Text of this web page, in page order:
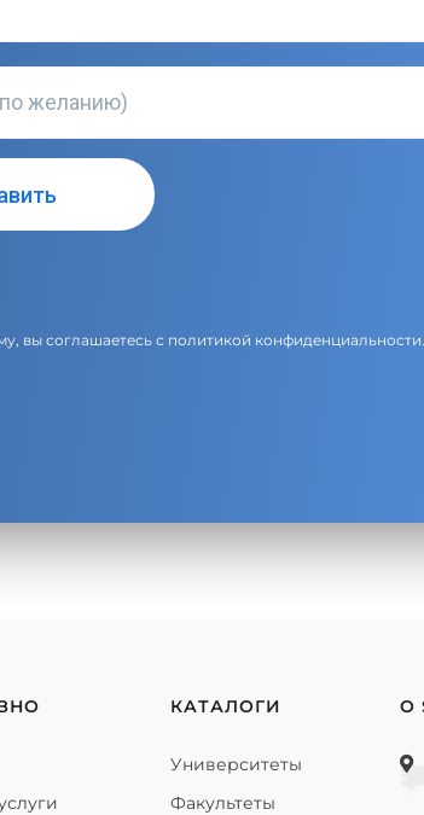
вы соглашаетесь с политикой конфиденциальности
КАТАЛОГИ
Университеты
Факультеты
О